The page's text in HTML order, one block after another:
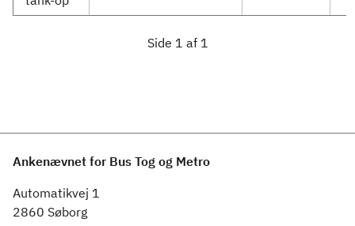
Side 1 af 1
Ankenævnet for Bus Tog og Metro
Automatikvej 1
2860 Søborg